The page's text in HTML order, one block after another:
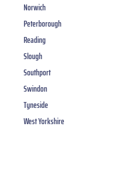
Norwich
Peterborough
Reading
Slough
Southport
Swindon
Tyneside
West Yorkshire